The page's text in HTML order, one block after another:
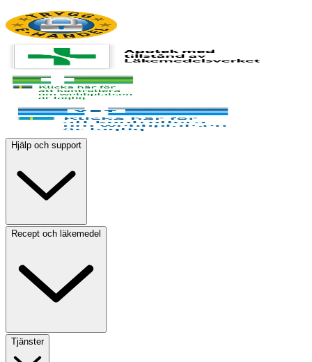
Hjälp och support
Recept och läkemedel
Tjänster